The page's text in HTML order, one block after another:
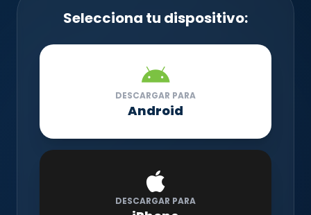
Selecciona tu dispositivo:
DESCARGAR PARA
Android
DESCARGAR PARA